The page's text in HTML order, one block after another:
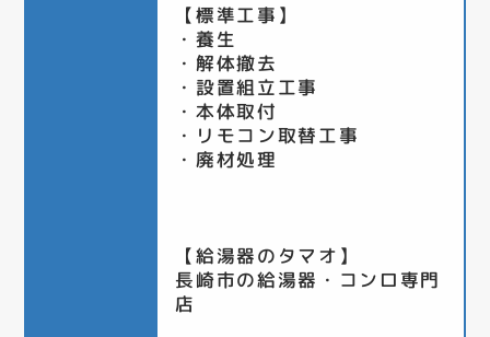
【標準工事】
・養生
・解体撤去
・設置組立工事
・本体取付
・リモコン取替工事
・廃材処理
【給湯器のタマオ】
長崎市の給湯器・コンロ専門
店